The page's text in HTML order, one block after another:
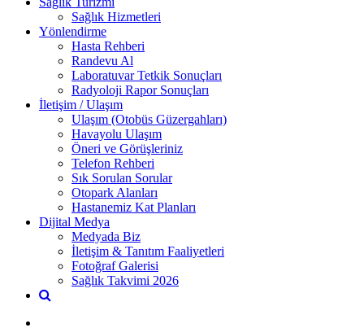
Sağlık Hizmetleri
Yönlendirme
Hasta Rehberi
Randevu Al
Laboratuvar Tetkik Sonuçları
Radyoloji Rapor Sonuçları
İletişim / Ulaşım
Ulaşım (Otobüs Güzergahları)
Havayolu Ulaşım
Öneri ve Görüşleriniz
Telefon Rehberi
Sık Sorulan Sorular
Otopark Alanları
Hastanemiz Kat Planları
Dijital Medya
Medyada Biz
İletişim & Tanıtım Faaliyetleri
Fotoğraf Galerisi
Sağlık Takvimi 2026